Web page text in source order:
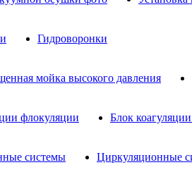
Гидроворонки
Блок
Циркуляционные